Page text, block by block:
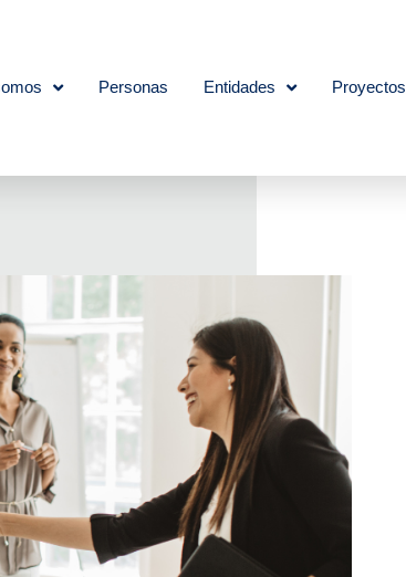
Personas Entidades Proyectos